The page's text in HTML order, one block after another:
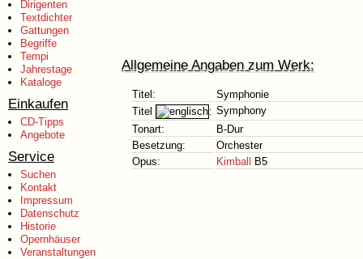
Dirigenten
Textdichter
Gattungen
Begriffe
Tempi
Jahrestage
Kataloge
Einkaufen
CD-Tipps
Angebote
Service
Suchen
Kontakt
Impressum
Datenschutz
Historie
Opernhäuser
Veranstaltungen
Allgemeine Angaben zum Werk:
Titel:
Symphonie
Titel
: Symphony
Tonart:
B-Dur
Besetzung:
Orchester
Opus:
Kimball B5